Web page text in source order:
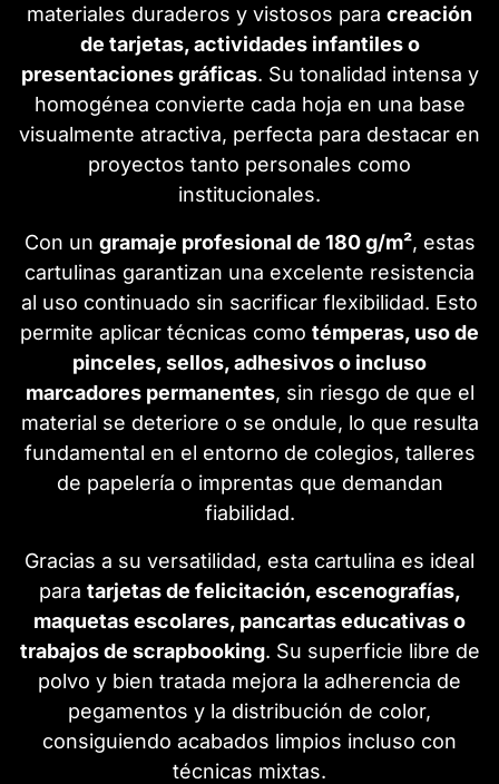
materiales duraderos y vistosos para creación
de tarjetas, actividades infantiles o
presentaciones gráficas. Su tonalidad intensa y
homogénea convierte cada hoja en una base
visualmente atractiva, perfecta para destacar en
proyectos tanto personales como
institucionales.
Con un gramaje profesional de 180 g/m², estas
cartulinas garantizan una excelente resistencia
al uso continuado sin sacrificar flexibilidad. Esto
permite aplicar técnicas como témperas, uso de
pinceles, sellos, adhesivos o incluso
marcadores permanentes, sin riesgo de que el
material se deteriore o se ondule, lo que resulta
fundamental en el entorno de colegios, talleres
de papelería o imprentas que demandan
fiabilidad.
Gracias a su versatilidad, esta cartulina es ideal
para tarjetas de felicitación, escenografías,
maquetas escolares, pancartas educativas o
trabajos de scrapbooking. Su superficie libre de
polvo y bien tratada mejora la adherencia de
pegamentos y la distribución de color,
consiguiendo acabados limpios incluso con
técnicas mixtas.